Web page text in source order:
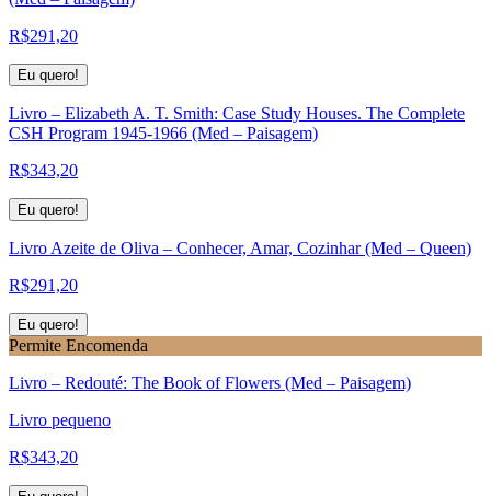
R$291,20
Eu quero!
Livro – Elizabeth A. T. Smith: Case Study Houses. The Complete
CSH Program 1945-1966 (Med – Paisagem)
R$343,20
Eu quero!
Livro Azeite de Oliva – Conhecer, Amar, Cozinhar (Med – Queen)
R$291,20
Eu quero!
Permite Encomenda
Livro – Redouté: The Book of Flowers (Med – Paisagem)
Livro pequeno
R$343,20